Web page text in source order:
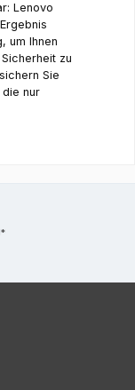
Lenovo
um Ihnen
zu
Sie
die nur